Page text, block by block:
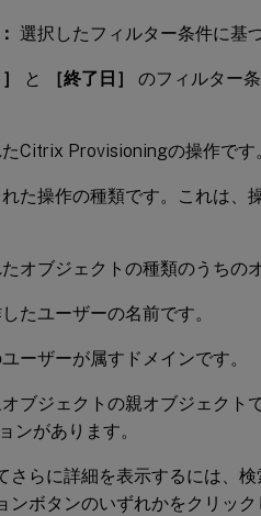
選択したフィルター条件に基
と ［終了日］
のフィルター
Citrix Provisioningの操作です
た操作の種類です。これは、
オブジェクトの種類のうちの
たユーザーの名前です。
ーザーが属すドメインです。
ブジェクトの親オブジェクト
ンがあります。
さらに詳細を表示するには、
ンボタンのいずれかをクリック